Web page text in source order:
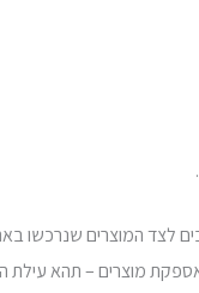
באספקת מוצרים – תהא